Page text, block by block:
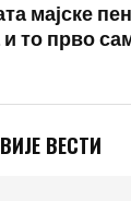
мајске
и то прво
ВЕСТИ